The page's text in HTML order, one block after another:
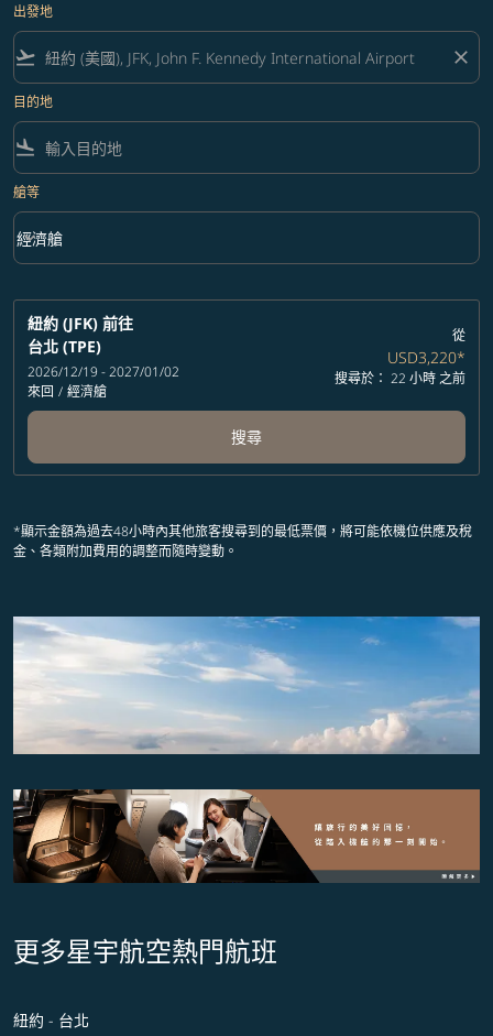
出發地
flight_takeoff close
目的地
flight_land
艙等
艙等 option 經濟艙 Selected
經濟艙
keyboard_arrow_down
紐約 (JFK) 前往
台北 (TPE)
2026/12/19 - 2027/01/02
來回 / 經濟艙
從
USD3,220*
搜尋於： 22 小時 之前
搜尋
*顯示金額為過去48小時內其他旅客搜尋到的最低票價，將可能依機位供應及稅
金、各類附加費用的調整而隨時變動。
更多星宇航空熱門航班
紐約 - 台北